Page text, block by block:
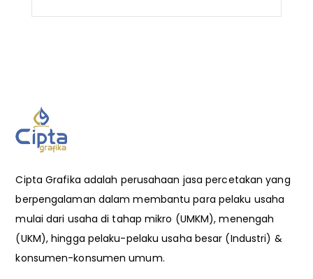
Cipta Grafika adalah perusahaan jasa percetakan yang
berpengalaman dalam membantu para pelaku usaha
mulai dari usaha di tahap mikro (UMKM), menengah
(UKM), hingga pelaku-pelaku usaha besar (Industri) &
konsumen-konsumen umum.